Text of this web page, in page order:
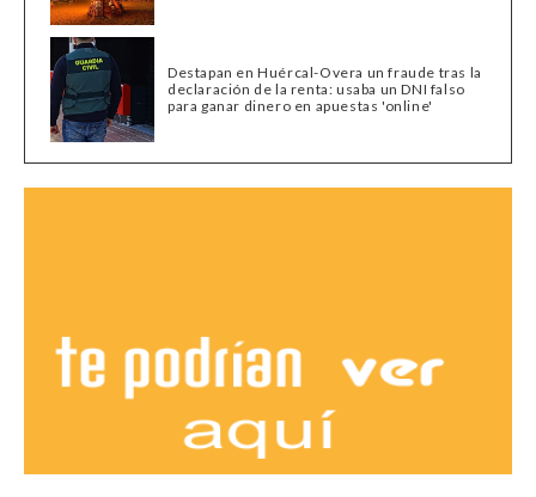
Destapan en Huércal-Overa un fraude tras la
declaración de la renta: usaba un DNI falso
para ganar dinero en apuestas 'online'